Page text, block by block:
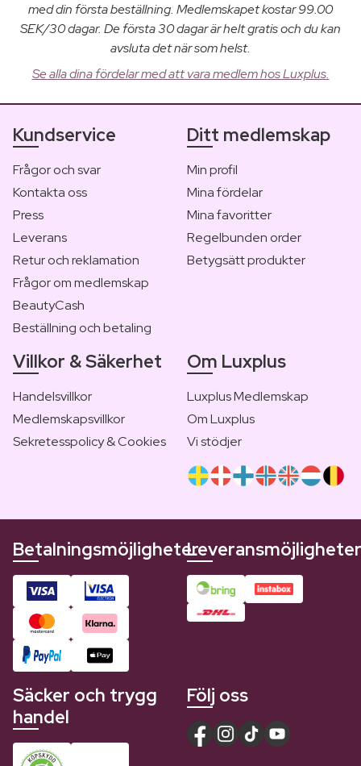
med din första beställning. Medlemskapet kostar 99.00
SEK/30 dagar. De första 30 dagar är helt gratis och du kan
avsluta det när som helst.
Se alla dina fördelar med att vara medlem hos Luxplus.
Kundservice
Frågor och svar
Kontakta oss
Press
Leverans
Retur och reklamation
Frågor om medlemskap
BeautyCash
Beställning och betaling
Ditt medlemskap
Min profil
Mina fördelar
Mina favoritter
Regelbunden order
Betygsätt produkter
Villkor & Säkerhet
Handelsvillkor
Medlemskapsvillkor
Sekretesspolicy & Cookies
Om Luxplus
Luxplus Medlemskap
Om Luxplus
Vi stödjer
BetalningsmöjligheterLeveransmöjligheter
Säcker och trygg
handel
Följ oss